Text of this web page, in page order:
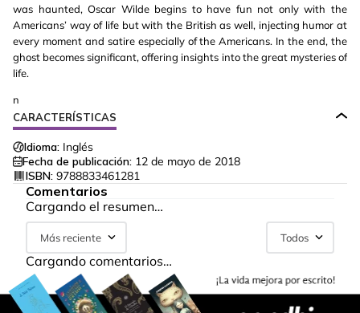
was haunted, Oscar Wilde begins to have fun not only with the
Americans’ way of life but with the British as well, injecting humor at
every moment and satire especially of the Americans. In the end, the
ghost becomes significant, offering insights into the great mysteries of
life.
n
CARACTERÍSTICAS
Idioma: Inglés
Fecha de publicación: 12 de mayo de 2018
ISBN: 9788833461281
Comentarios
Cargando el resumen…
Más reciente Todos
Cargando comentarios…